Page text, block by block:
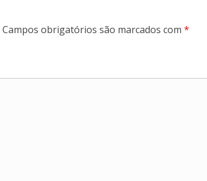
Campos obrigatórios são marcados com *